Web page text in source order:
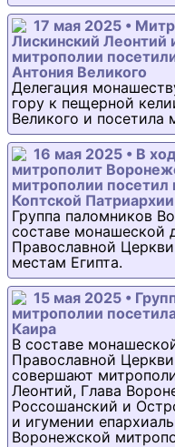
17 мая 2025 •
Лискинский Леонтий
митрополии
Антония Великого
Делегация
гору к пещерной
Великого и
16 мая 2025 • В
митрополит
митрополии посетил
Коптской Патриархии
Группа паломников
составе монашеской
Православной
местам Египта.
15 мая 2025 •
митрополии
Каира
В составе
Православной
совершают
Леонтий, Глава
Россошанский и
и игумении
Воронежской